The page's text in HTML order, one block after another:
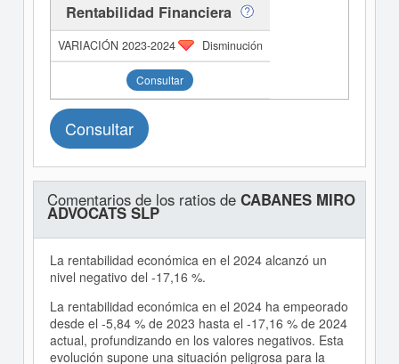
Rentabilidad Financiera
Disminución
Consultar
Consultar
Comentarios de los ratios de CABANES MIRO
ADVOCATS SLP
La rentabilidad económica en el 2024 alcanzó un
nivel negativo del -17,16 %.
La rentabilidad económica en el 2024 ha empeorado
desde el -5,84 % de 2023 hasta el -17,16 % de 2024
actual, profundizando en los valores negativos. Esta
evolución supone una situación peligrosa para la